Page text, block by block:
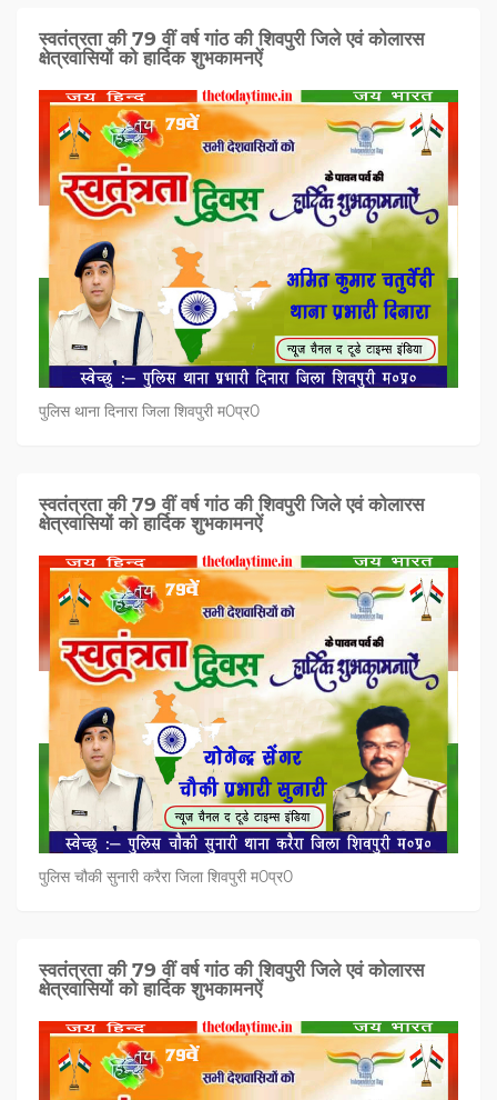
स्वतंत्रता की 79 वीं वर्ष गांठ की शिवपुरी जिले एवं कोलारस
क्षेत्रवासियों को हार्दिक शुभकामनऐं
पुलिस थाना दिनारा जिला शिवपुरी म0प्र0
स्वतंत्रता की 79 वीं वर्ष गांठ की शिवपुरी जिले एवं कोलारस
क्षेत्रवासियों को हार्दिक शुभकामनऐं
पुलिस चौकी सुनारी करैरा जिला शिवपुरी म0प्र0
स्वतंत्रता की 79 वीं वर्ष गांठ की शिवपुरी जिले एवं कोलारस
क्षेत्रवासियों को हार्दिक शुभकामनऐं